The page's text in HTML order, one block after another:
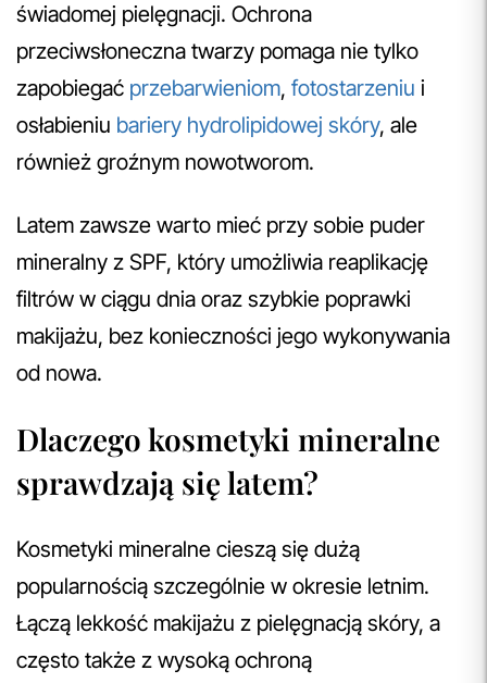
świadomej pielęgnacji. Ochrona
przeciwsłoneczna twarzy pomaga nie tylko
zapobiegać przebarwieniom, fotostarzeniu i
osłabieniu bariery hydrolipidowej skóry, ale
również groźnym nowotworom.
Latem zawsze warto mieć przy sobie puder
mineralny z SPF, który umożliwia reaplikację
filtrów w ciągu dnia oraz szybkie poprawki
makijażu, bez konieczności jego wykonywania
od nowa.
Dlaczego kosmetyki mineralne
sprawdzają się latem?
Kosmetyki mineralne cieszą się dużą
popularnością szczególnie w okresie letnim.
Łączą lekkość makijażu z pielęgnacją skóry, a
często także z wysoką ochroną